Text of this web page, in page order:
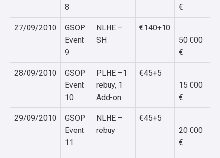
8
€
27/09/2010
GSOP
Event
9
NLHE –
SH
€140+10
50 000
€
28/09/2010
GSOP
Event
10
PLHE –1
rebuy, 1
Add-on
€45+5
15 000
€
29/09/2010
GSOP
Event
11
NLHE –
rebuy
€45+5
20 000
€